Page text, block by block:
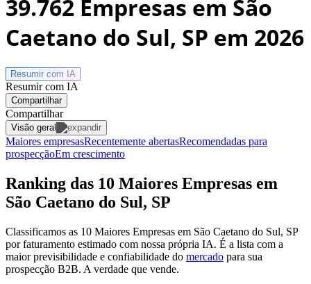
39.762 Empresas em São
Caetano do Sul, SP em 2026
Resumir com IA
Resumir com IA
Compartilhar
Compartilhar
Visão geral
Maiores empresasRecentemente abertasRecomendadas para
prospecçãoEm crescimento
Ranking das 10 Maiores Empresas em
São Caetano do Sul, SP
Classificamos as 10 Maiores Empresas em São Caetano do Sul, SP
por faturamento estimado com nossa própria IA. É a lista com a
maior previsibilidade e confiabilidade do mercado para sua
prospecção B2B. A verdade que vende.